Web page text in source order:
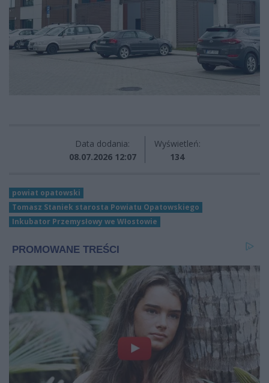
Data dodania:
08.07.2026 12:07
Wyświetleń:
134
powiat opatowski
Tomasz Staniek starosta Powiatu Opatowskiego
Inkubator Przemysłowy we Włostowie